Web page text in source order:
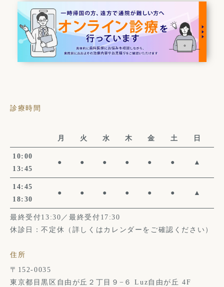
診療時間
月 火 水 木 金 土 日
10:00
13:45
● ● ● ● ● ● ▲
14:45
18:30
● ● ● ● ● ● ▲
最終受付13:30／最終受付17:30
休診日：不定休（詳しくはカレンダーをご確認ください）
住所
〒152-0035
東京都目黒区自由が丘２丁目９−６ Luz自由が丘 4F